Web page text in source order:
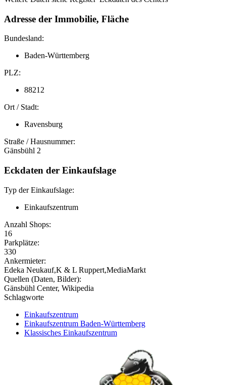
Adresse der Immobilie, Fläche
Bundesland:
Baden-Württemberg
PLZ:
88212
Ort / Stadt:
Ravensburg
Straße / Hausnummer:
Gänsbühl 2
Eckdaten der Einkaufslage
Typ der Einkaufslage:
Einkaufszentrum
Anzahl Shops:
16
Parkplätze:
330
Ankermieter:
Edeka Neukauf,K & L Ruppert,MediaMarkt
Quellen (Daten, Bilder):
Gänsbühl Center, Wikipedia
Schlagworte
Einkaufszentrum
Einkaufszentrum Baden-Württemberg
Klassisches Einkaufszentrum